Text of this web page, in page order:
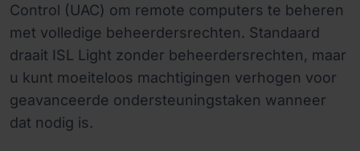
Control (UAC) om remote computers te beheren
met volledige beheerdersrechten. Standaard
draait ISL Light zonder beheerdersrechten, maar
u kunt moeiteloos machtigingen verhogen voor
geavanceerde ondersteuningstaken wanneer
dat nodig is.